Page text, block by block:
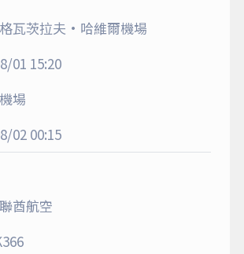
瓦茨拉夫·哈維爾機場
01 15:20
場
0200:15
酋航空